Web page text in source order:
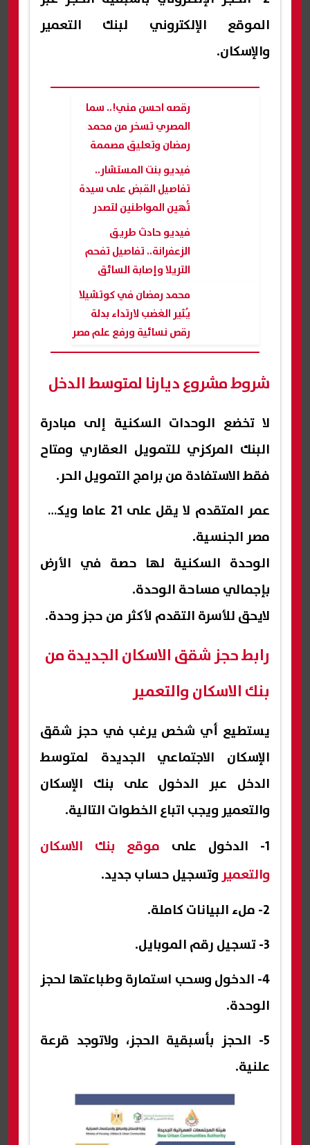
الموقع الإلكتروني لبنك التعمير
والإسكان.
رقصه احسن مني!.. سما
المصري تسخر من محمد
رمضان وتعليق مصممة
الزي
فيديو بنت المستشار..
تفاصيل القبض على سيدة
تُهين المواطنين لتصدر
التريند
فيديو حادث طريق
الزعفرانة.. تفاصيل تفحم
التريلا وإصابة السائق
بجروح خطيرة
محمد رمضان في كوتشيلا
يُثير الغضب لارتداء بدلة
رقص نسائية ورفع علم مصر
شروط مشروع ديارنا لمتوسط الدخل
لا تخضع الوحدات السكنية إلى مبادرة
البنك المركزي للتمويل العقاري ومتاح
فقط الاستفادة من برامج التمويل الحر.
عمر المتقدم لا يقل على 21 عاما ويكون
مصر الجنسية.
الوحدة السكنية لها حصة في الأرض
بإجمالي مساحة الوحدة.
لايحق للأسرة التقدم لأكثر من حجز وحدة.
رابط حجز شقق الاسكان الجديدة من
بنك الاسكان والتعمير
يستطيع أي شخص يرغب في حجز شقق
الإسكان الاجتماعي الجديدة لمتوسط
الدخل عبر الدخول على بنك الإسكان
والتعمير ويجب اتباع الخطوات التالية.
1- الدخول على
موقع بنك الاسكان
والتعميروتسجيل حساب جديد.
2- ملء البيانات كاملة.
3- تسجيل رقم الموبايل.
4- الدخول وسحب استمارة وطباعتها لحجز
الوحدة.
5- الحجز بأسبقية الحجز، ولاتوجد قرعة
علنية.